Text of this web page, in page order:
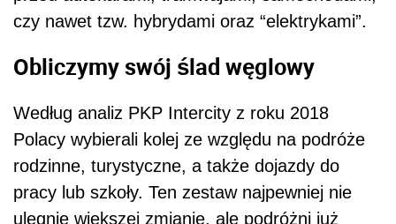
czy nawet tzw. hybrydami oraz “elektrykami”.
Obliczymy swój ślad węglowy
Według analiz PKP Intercity z roku 2018
Polacy wybierali kolej ze względu na podróże
rodzinne, turystyczne, a także dojazdy do
pracy lub szkoły. Ten zestaw najpewniej nie
ulegnie większej zmianie, ale podróżni już